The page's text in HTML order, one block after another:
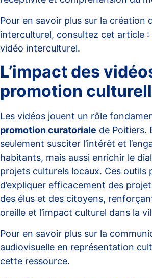
Pour en savoir plus sur la création
interculturel, consultez cet article :
vidéo interculturel.
L’impact des
promotion
Les vidéos jouent un rôle
promotion curatoriale de Poitiers.
seulement susciter l’intérêt et
habitants, mais aussi enrichir le
projets culturels locaux. Ces outils
d’expliquer efficacement des
des élus et des citoyens,
oreille et l’impact culturel dans la
Pour en savoir plus sur la
audiovisuelle en représentation
cette ressource.